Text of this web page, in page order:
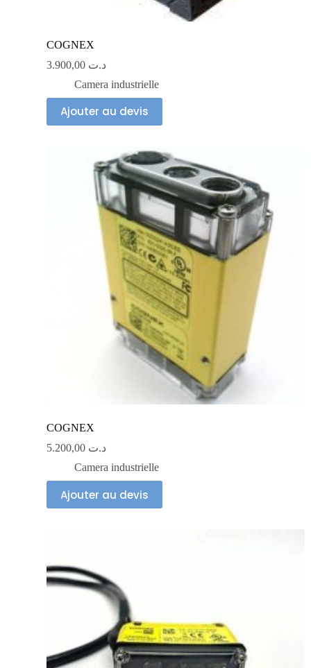
COGNEX
د.ت 3.900,00
Camera industrielle
Ajouter au devis
COGNEX
د.ت 5.200,00
Camera industrielle
Ajouter au devis